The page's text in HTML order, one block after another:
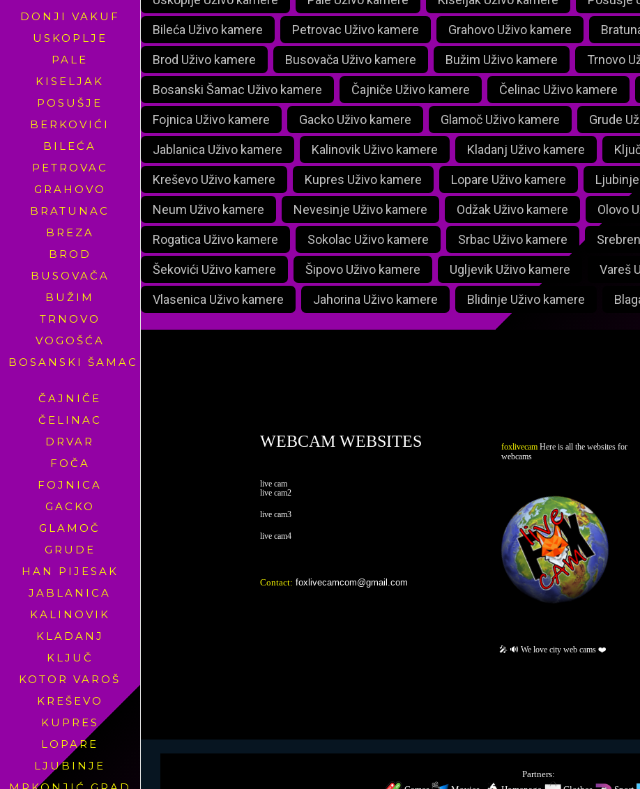
DONJI VAKUF
USKOPLJE
PALE
KISELJAK
POSUŠJE
BERKOVIĆI
BILEĆA
PETROVAC
GRAHOVO
BRATUNAC
BREZA
BROD
BUSOVAČA
BUŽIM
TRNOVO
VOGOŠĆA
BOSANSKI ŠAMAC
ČAJNIČE
ČELINAC
DRVAR
FOČA
FOJNICA
GACKO
GLAMOČ
GRUDE
HAN PIJESAK
JABLANICA
KALINOVIK
KLADANJ
KLJUČ
KOTOR VAROŠ
KREŠEVO
KUPRES
LOPARE
LJUBINJE
Bileća Uživo kamere Petrovac Uživo kamere Grahovo Uživo kamere
Brod Uživo kamere Busovača Uživo kamere Bužim Uživo kamere Trnovo
Bosanski Šamac Uživo kamere Čajniče Uživo kamere Čelinac Uživo kamere
Fojnica Uživo kamere Gacko Uživo kamere Glamoč Uživo kamere Grude
Jablanica Uživo kamere Kalinovik Uživo kamere Kladanj Uživo kamere
Kreševo Uživo kamere Kupres Uživo kamere Lopare Uživo kamere
Neum Uživo kamere Nevesinje Uživo kamere Odžak Uživo kamere Olovo
Rogatica Uživo kamere Sokolac Uživo kamere Srbac Uživo kamere
Šekovići Uživo kamere Šipovo Uživo kamere Ugljevik Uživo kamere Vareš
Vlasenica Uživo kamere Jahorina Uživo kamere Blidinje Uživo kamere
WEBCAM WEBSITES
live cam
live cam2
live cam3
live cam4
Contact: foxlivecamcom@gmail.com
foxlivecam Here is all the websites for
webcams
🎤 🔊 We love city web cams ❤️
Partners: